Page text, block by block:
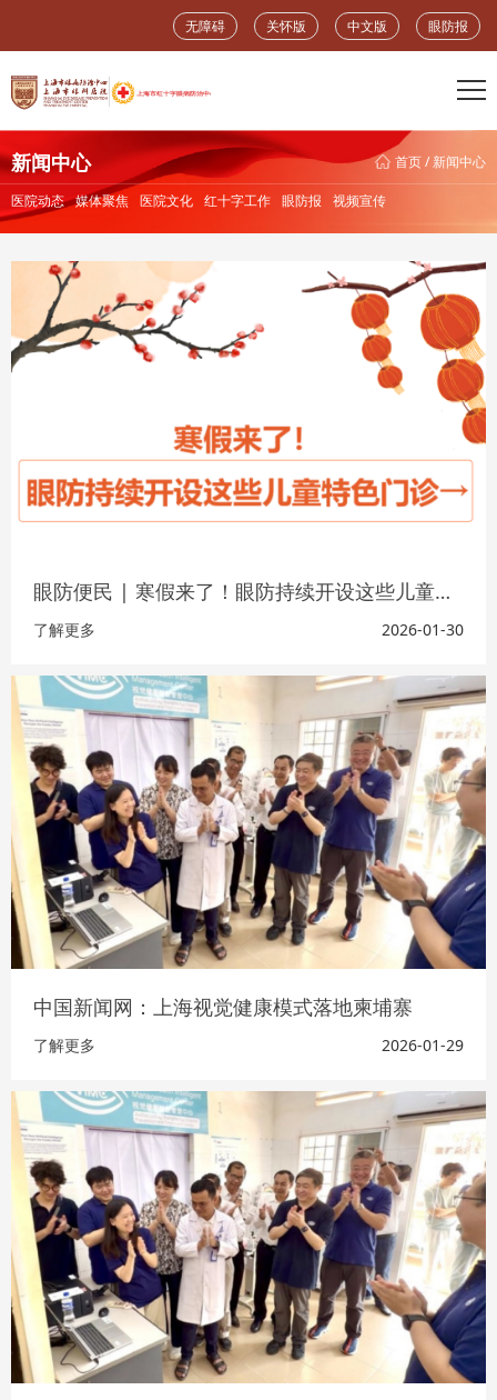
无障碍 关怀版 中文版 眼防报
新闻中心 首页/新闻中心
医院动态 媒体聚焦 医院文化 红十字工作 眼防报 视频宣传
眼防便民 | 寒假来了！眼防持续开设这些儿童特色门诊→
了解更多 2026-01-30
中国新闻网：上海视觉健康模式落地柬埔寨
了解更多 2026-01-29